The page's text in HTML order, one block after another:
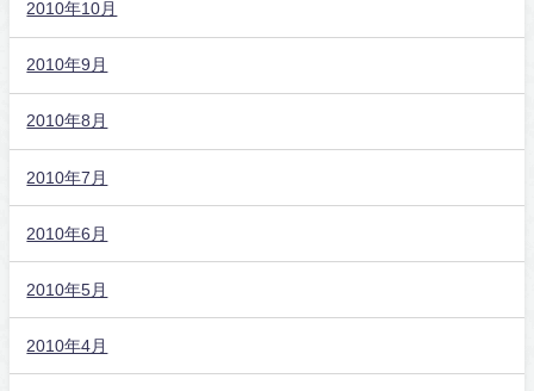
2010年10月
2010年9月
2010年8月
2010年7月
2010年6月
2010年5月
2010年4月